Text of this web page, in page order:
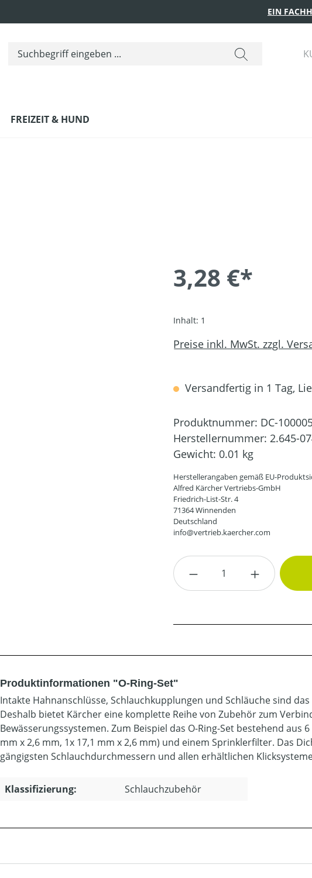
EIN
FREIZEIT & HUND
3,28 €*
Inhalt: 1
Preise inkl. MwSt. zzgl.
Versandfertig in 1 Tag,
Produktnummer: DC-
Herstellernummer: 2.645-
Gewicht: 0.01 kg
Herstellerangaben gemäß EU-
Alfred Kärcher Vertriebs-GmbH
Friedrich-List-Str. 4
71364 Winnenden
Deutschland
info@vertrieb.kaercher.com
Produkt Anzahl: Gib
Produktinformationen "O-Ring-Set"
Intakte Hahnanschlüsse, Schlauchkupplungen und Schläuche sind
Deshalb bietet Kärcher eine komplette Reihe von Zubehör zum
Bewässerungssystemen. Zum Beispiel das O-Ring-Set bestehend aus
mm x 2,6 mm, 1x 17,1 mm x 2,6 mm) und einem Sprinklerfilter. Das
gängigsten Schlauchdurchmessern und allen erhältlichen
Klassifizierung: Schlauchzubehör